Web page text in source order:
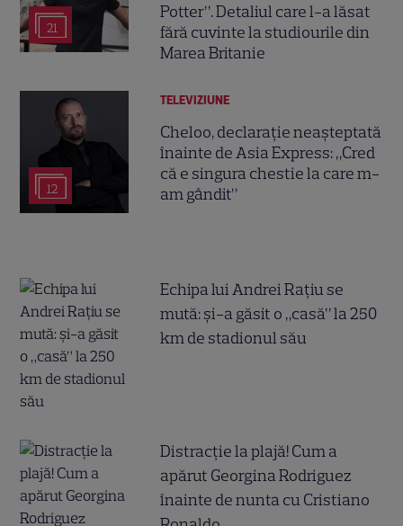
21
Potter”. Detaliul care l-a lăsat
fără cuvinte la studiourile din
Marea Britanie
12
TELEVIZIUNE
Cheloo, declarație neașteptată
înainte de Asia Express: „Cred
că e singura chestie la care m-
am gândit”
Echipa lui Andrei Rațiu se
mută: și-a găsit o „casă” la 250
km de stadionul său
Distracție la plajă! Cum a
apărut Georgina Rodriguez
înainte de nunta cu Cristiano